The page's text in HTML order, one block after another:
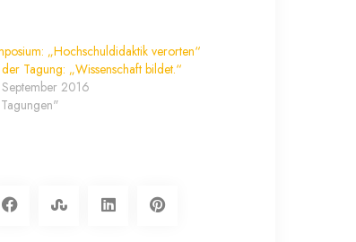
„Hochschuldidaktik verorten“
Tagung: „Wissenschaft bildet.“
2016